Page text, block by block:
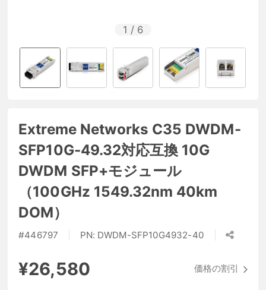
1 / 6
Extreme Networks C35 DWDM-
SFP10G-49.32対応互換 10G
DWDM SFP+モジュール
（100GHz 1549.32nm 40km
DOM）
#446797 PN: DWDM-SFP10G4932-40
¥26,580 価格の割引